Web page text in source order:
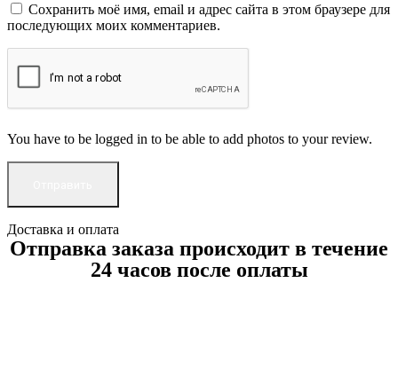
Сохранить моё имя, email и адрес сайта в этом браузере для
последующих моих комментариев.
You have to be logged in to be able to add photos to your review.
Доставка и оплата
Отправка заказа происходит в течение
24 часов после оплаты